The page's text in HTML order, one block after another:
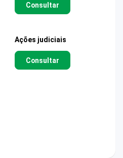
Consultar
Ações judiciais
Consultar